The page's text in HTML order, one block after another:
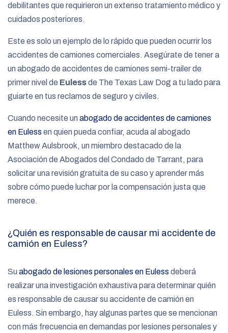
debilitantes que requirieron un extenso tratamiento médico y
cuidados posteriores.
Este es solo un ejemplo de lo rápido que pueden ocurrir los
accidentes de camiones comerciales. Asegúrate de tener a
un abogado de accidentes de camiones semi-trailer de
primer nivel de Eulessde The Texas Law Dog a tu lado para
guiarte en tus reclamos de seguro y civiles.
Cuando necesite un abogado de accidentes de camiones
en Euless en quien pueda confiar, acuda al abogado
Matthew Aulsbrook, un miembro destacado de la
Asociación de Abogados del Condado de Tarrant, para
solicitar una revisión gratuita de su caso y aprender más
sobre cómo puede luchar por la compensación justa que
merece.
¿Quién es responsable de causar mi accidente de
camión en Euless?
Su abogado de lesiones personales en Euless deberá
realizar una investigación exhaustiva para determinar quién
es responsable de causar su accidente de camión en
Euless. Sin embargo, hay algunas partes que se mencionan
con más frecuencia en demandas por lesiones personales y